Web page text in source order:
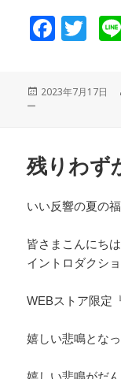
F
e
o
o
k
T
er
投
2023年7月17日
ー
残りわず
いい反響の夏の福
皆さまこんにちは
イントロダクシ
WEBストア限定
嬉しい悲鳴とな
嬉しい悲鳴がだ